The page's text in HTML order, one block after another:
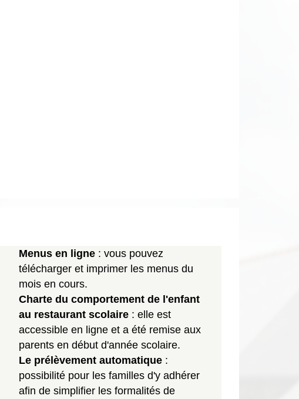
Menus en ligne : vous pouvez
télécharger et imprimer les menus du
mois en cours.
Charte du comportement de l'enfant
au restaurant scolaire : elle est
accessible en ligne et a été remise aux
parents en début d'année scolaire.
Le prélèvement automatique :
possibilité pour les familles d'y adhérer
afin de simplifier les formalités de